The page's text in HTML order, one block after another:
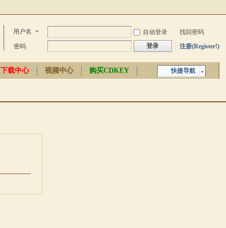
用户名 自动登录
找回密码
密码
登录 注册(Register!)
快捷导航
下载中心 视频中心
购买CDKEY